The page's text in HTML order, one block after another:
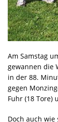
Am Samstag
gewannen die
in der 88.
gegen
Fuhr (18 Tore)
Doch auch